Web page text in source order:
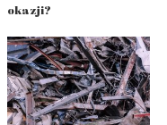
okazji?